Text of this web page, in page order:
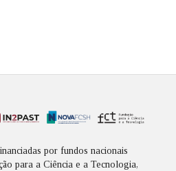
por fundos nacionais
para a Ciência e a Tecnologia,